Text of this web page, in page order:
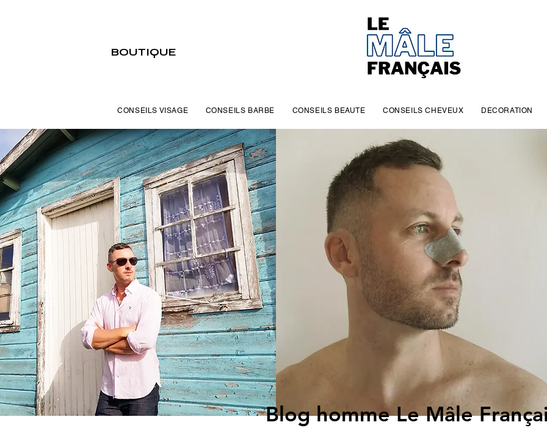
BOUTIQUE
Blog homme Le Mâle
CONSEILS VISAGE CONSEILS BARBE CONSEILS BEAUTE CONSEILS CHEVEUX DECORATION